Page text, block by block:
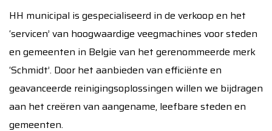
HH municipal is gespecialiseerd in de verkoop en het
‘servicen’ van hoogwaardige veegmachines voor steden
en gemeenten in Belgie van het gerenommeerde merk
‘Schmidt’. Door het aanbieden van efficiënte en
geavanceerde reinigingsoplossingen willen we bijdragen
aan het creëren van aangename, leefbare steden en
gemeenten.